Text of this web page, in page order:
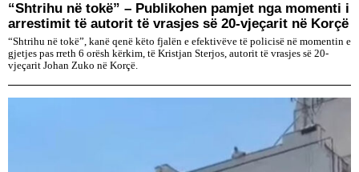
“Shtrihu në tokë” – Publikohen pamjet nga momenti i
arrestimit të autorit të vrasjes së 20-vjeçarit në Korçë
“Shtrihu në tokë”, kanë qenë këto fjalën e efektivëve të policisë në momentin e
gjetjes pas rreth 6 orësh kërkim, të Kristjan Sterjos, autorit të vrasjes së 20-
vjeçarit Johan Zuko në Korçë.